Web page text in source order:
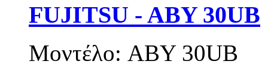
FUJITSU - ABY 30UB
Μοντέλο: ABY 30UB